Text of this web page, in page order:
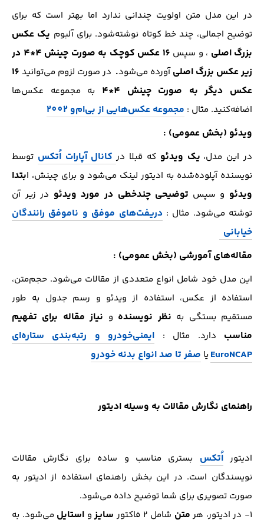
در این مدل متن اولویت چندانی ندارد اما بهتر‌ است که برای
توضیح اجمالی، چند خط کوتاه نوشته‌شود. برای آلبوم یک عکس
بزرگ اصلی ، و سپس
16 عکس کوچک به صورت چینش 4*4 در
زیر عکس بزرگ اصلیآورده می‌شود. در صورت لزوم می‌توانید 16
عکس دیگر به صورت چینش 4*4
به مجموعه عکس‌ها
اضافه‌کنید. مثال : مجموعه عکس‌هایی از بی‌ام‌و 2002
ویدئو (بخش عمومی) :
در این مدل، یک ویدئو که قبلا درکانال آپارات اُتکس توسط
نویسنده آپلوده‌شده به ادیتور لینک می‌شود و برای چینش، ابتدا
ویدئو و سپس توضیحی چندخطی در مورد ویدئو در زیر آن
توشته می‌شود. مثال :دریفت‌های موفق و ناموفق رانندگان
خیابانی
مقاله‌های آمورشی (بخش عمومی) :
این مدل خود شامل انواع متعددی از مقالات می‌شود. حجم‌متن،
استفاده از عکس، استفاده از ویدئو و رسم جدول به طور
مستقیم بستگی به نظر نویسنده و نیاز مقاله برای تفهیم
مناسب دارد. مثال : ایمنی‌خودرو و رتبه‌بندی ستاره‌ای
EuroNCAP یا صفر تا صد انواع بدنه خودرو
راهنمای نگارش مقالات به وسیله ادیتور
ادیتوراُتکس بستری مناسب و ساده برای نگارش مقالات
نویسندگان است. در این بخش راهنمای استفاده از ادیتور به
صورت تصویری برای شما توضیح داده می‌شود.
1- در ادیتور، هر
متن شامل 2 فاکتور سایزو استایل می‌شود. به